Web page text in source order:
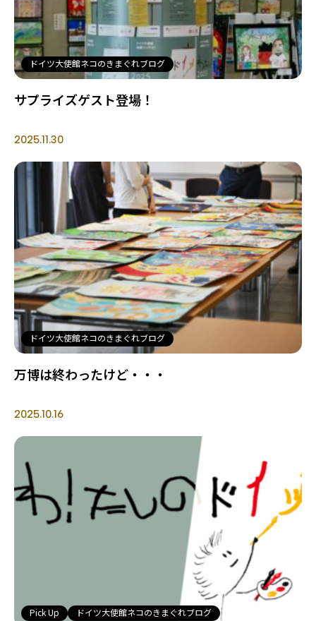
ドイツ大使館ネコのきまぐれブログ
サプライズゲスト登場！
2025.11.30
ドイツ大使館ネコのきまぐれブログ
万博は終わったけど・・・
2025.10.16
Pick Up ドイツ大使館ネコのきまぐれブログ